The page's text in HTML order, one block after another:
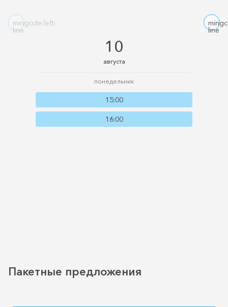
mingcute:left-
line line
10
августа
понедельник
15:00
16:00
Пакетные предложения